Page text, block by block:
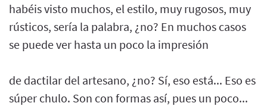
habéis visto muchos, el estilo, muy rugosos, muy
rústicos, sería la palabra, ¿no? En muchos casos
se puede ver hasta un poco la impresión
de dactilar del artesano, ¿no? Sí, eso está... Eso es
súper chulo. Son con formas así, pues un poco...